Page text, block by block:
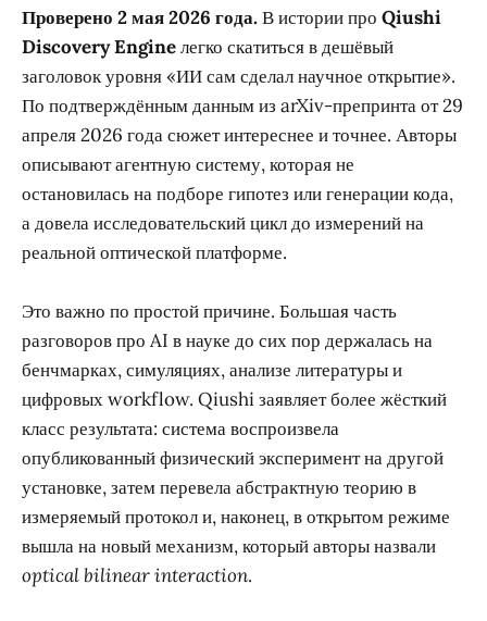
Проверено 2 мая 2026 года.В истории про Qiushi
Discovery Engineлегко скатиться в дешёвый
заголовок уровня «ИИ сам сделал научное открытие».
По подтверждённым данным из arXiv-препринта от 29
апреля 2026 года сюжет интереснее и точнее. Авторы
описывают агентную систему, которая не
остановилась на подборе гипотез или генерации кода,
а довела исследовательский цикл до измерений на
реальной оптической платформе.
Это важно по простой причине. Большая часть
разговоров про AI в науке до сих пор держалась на
бенчмарках, симуляциях, анализе литературы и
цифровых workflow. Qiushi заявляет более жёсткий
класс результата: система воспроизвела
опубликованный физический эксперимент на другой
установке, затем перевела абстрактную теорию в
измеряемый протокол и, наконец, в открытом режиме
вышла на новый механизм, который авторы назвали
optical bilinear interaction.